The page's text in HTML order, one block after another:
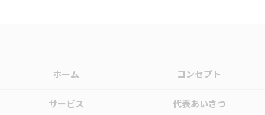
ホーム コンセプト
サービス 代表あいさつ